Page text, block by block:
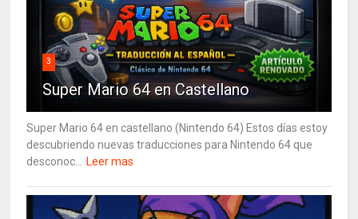
3
Super Mario 64 en Castellano
Super Mario 64 en castellano (Nintendo 64) Estos días estoy
descubriendo nuevas traducciones para Nintendo 64 que
desconoc... Leer mas